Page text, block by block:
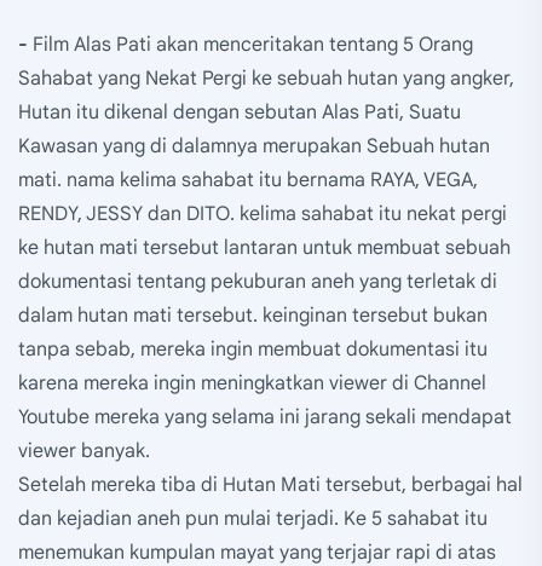
- Film Alas Pati akan menceritakan tentang 5 Orang
Sahabat yang Nekat Pergi ke sebuah hutan yang angker,
Hutan itu dikenal dengan sebutan Alas Pati, Suatu
Kawasan yang di dalamnya merupakan Sebuah hutan
mati. nama kelima sahabat itu bernama RAYA, VEGA,
RENDY, JESSY dan DITO. kelima sahabat itu nekat pergi
ke hutan mati tersebut lantaran untuk membuat sebuah
dokumentasi tentang pekuburan aneh yang terletak di
dalam hutan mati tersebut. keinginan tersebut bukan
tanpa sebab, mereka ingin membuat dokumentasi itu
karena mereka ingin meningkatkan viewer di Channel
Youtube mereka yang selama ini jarang sekali mendapat
viewer banyak.
Setelah mereka tiba di Hutan Mati tersebut, berbagai hal
dan kejadian aneh pun mulai terjadi. Ke 5 sahabat itu
menemukan kumpulan mayat yang terjajar rapi di atas